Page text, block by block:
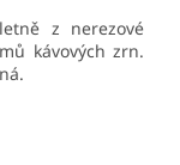
z nerezové
kávových zrn.